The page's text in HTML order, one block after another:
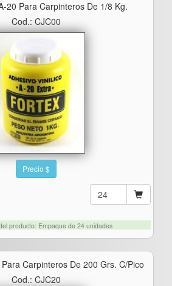
20 Para Carpinteros De 1/8 Kg.
Cod.: CJC00
Precio $
producto: Empaque de 24 unidades
Carpinteros De 200 Grs. C/pico
Cod.: CJC20